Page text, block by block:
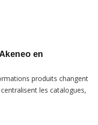
en
produits changent
les catalogues,